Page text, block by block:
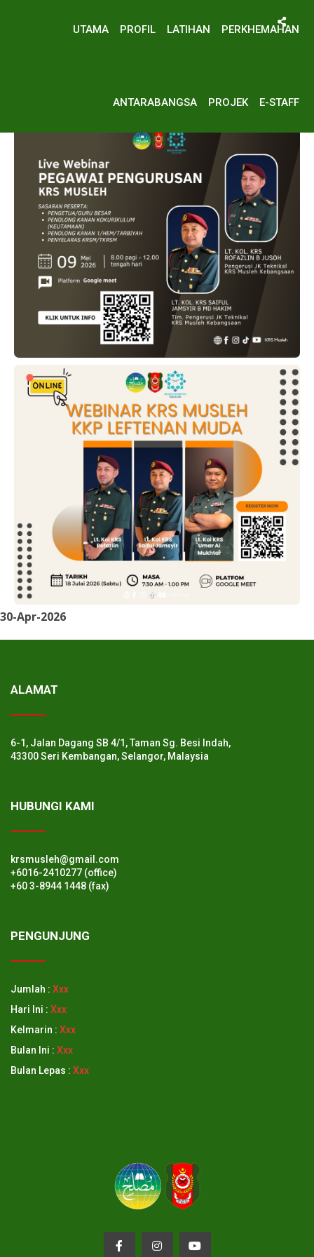
UTAMA PROFIL LATIHAN PERKHEMAHAN
ANTARABANGSA PROJEK E-STAFF
30-Apr-2026
ALAMAT
6-1, Jalan Dagang SB 4/1, Taman Sg. Besi Indah,
43300 Seri Kembangan, Selangor, Malaysia
HUBUNGI KAMI
krsmusleh@gmail.com
+6016-2410277 (office)
+60 3-8944 1448 (fax)
PENGUNJUNG
Jumlah : Xxx
Hari Ini : Xxx
Kelmarin : Xxx
Bulan Ini : Xxx
Bulan Lepas : Xxx